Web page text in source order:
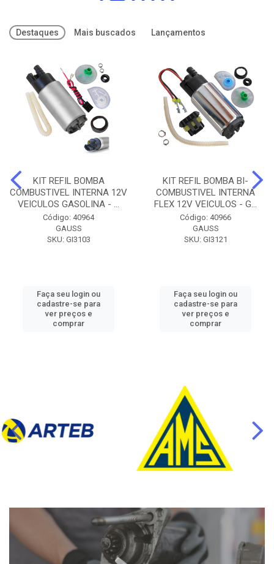
Destaques Mais buscados Lançamentos
KIT REFIL BOMBA
COMBUSTIVEL INTERNA 12V
VEICULOS GASOLINA - ...
Código: 40964
GAUSS
SKU: GI3103
Faça seu login ou
cadastre-se para
ver preços e
comprar
KIT REFIL BOMBA BI-
COMBUSTIVEL INTERNA
FLEX 12V VEICULOS - G...
Código: 40966
GAUSS
SKU: GI3121
Faça seu login ou
cadastre-se para
ver preços e
comprar